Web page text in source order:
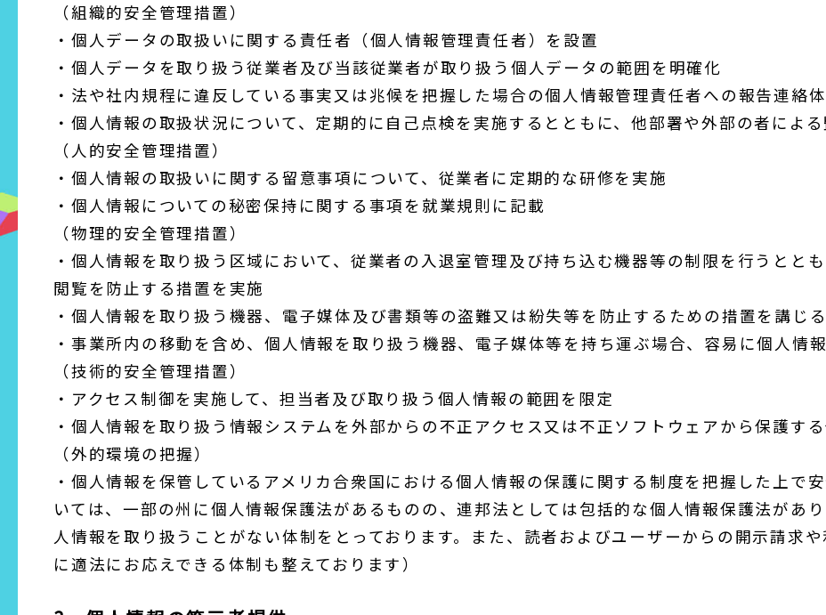
（組織的安全管理措置）
・個人データの取扱いに関する責任者（個人情報管理責任者）を設置
・個人データを取り扱う従業者及び当該従業者が取り扱う個人データの範囲を明確化
・法や社内規程に違反している事実又は兆候を把握した場合の個人情報管理責任者への報告連絡
・個人情報の取扱状況について、定期的に自己点検を実施するとともに、他部署や外部の者によ
（人的安全管理措置）
・個人情報の取扱いに関する留意事項について、従業者に定期的な研修を実施
・個人情報についての秘密保持に関する事項を就業規則に記載
（物理的安全管理措置）
・個人情報を取り扱う区域において、従業者の入退室管理及び持ち込む機器等の制限を行うとと
閲覧を防止する措置を実施
・個人情報を取り扱う機器、電子媒体及び書類等の盗難又は紛失等を防止するための措置を講じる
・事業所内の移動を含め、個人情報を取り扱う機器、電子媒体等を持ち運ぶ場合、容易に個人情
（技術的安全管理措置）
・アクセス制御を実施して、担当者及び取り扱う個人情報の範囲を限定
・個人情報を取り扱う情報システムを外部からの不正アクセス又は不正ソフトウェアから保護す
（外的環境の把握）
・個人情報を保管しているアメリカ合衆国における個人情報の保護に関する制度を把握した上で
いては、一部の州に個人情報保護法があるものの、連邦法としては包括的な個人情報保護法があ
人情報を取り扱うことがない体制をとっております。また、読者およびユーザーからの開示請求
に適法にお応えできる体制も整えております）